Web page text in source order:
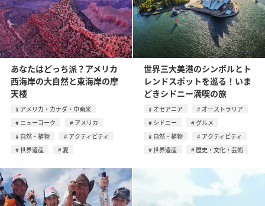
あなたはどっち派？アメリカ
西海岸の大自然と東海岸の摩
天楼
アメリカ・カナダ・中南米
ニューヨーク
アメリカ
自然・植物
アクティビティ
世界遺産
夏
世界三大美港のシンボルとト
レンドスポットを巡る！いま
どきシドニー満喫の旅
オセアニア
オーストラリア
シドニー
グルメ
自然・植物
アクティビティ
世界遺産
歴史・文化・芸術